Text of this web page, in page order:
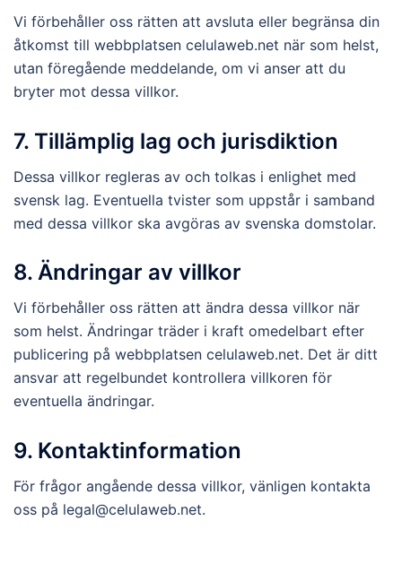
Vi förbehåller oss rätten att avsluta eller begränsa din
åtkomst till webbplatsen celulaweb.net när som helst,
utan föregående meddelande, om vi anser att du
bryter mot dessa villkor.
7. Tillämplig lag och jurisdiktion
Dessa villkor regleras av och tolkas i enlighet med
svensk lag. Eventuella tvister som uppstår i samband
med dessa villkor ska avgöras av svenska domstolar.
8. Ändringar av villkor
Vi förbehåller oss rätten att ändra dessa villkor när
som helst. Ändringar träder i kraft omedelbart efter
publicering på webbplatsen celulaweb.net. Det är ditt
ansvar att regelbundet kontrollera villkoren för
eventuella ändringar.
9. Kontaktinformation
För frågor angående dessa villkor, vänligen kontakta
oss på legal@celulaweb.net.